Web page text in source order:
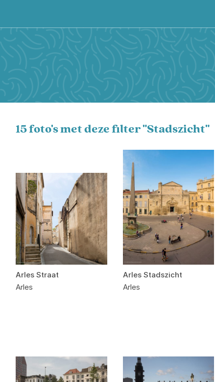
15 foto's met deze filter "Stadszicht"
Arles Straat
Arles
Arles Stadszicht
Arles